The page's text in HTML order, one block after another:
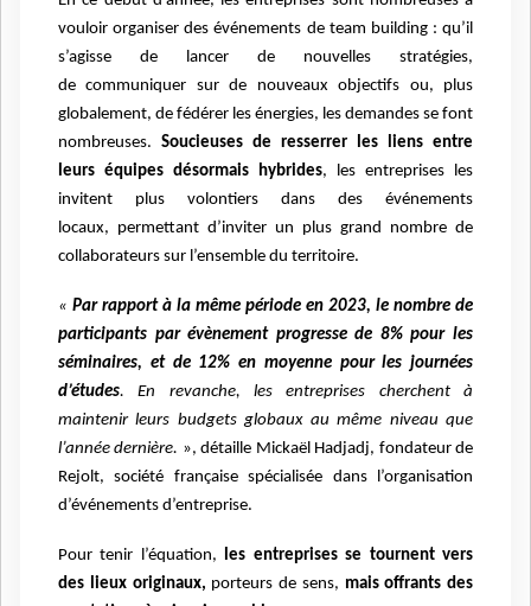
vouloir organiserdes événements de team building : qu’il
s’agisse de lancer de nouvelles stratégies,
decommuniquer sur de nouveaux objectifs ou, plus
globalement, de fédérer les énergies, les demandes se font
nombreuses. Soucieuses de resserrer les liens entre
leurs équipes désormais hybrides, les entreprises les
invitent plus volontiers dans des événements
locaux, permettant d’inviter un plus grand nombre de
collaborateurs sur l’ensemble du territoire.
« Par rapport à la même période en 2023, le nombre de
participants par évènement progresse de 8% pour les
séminaires, et de 12% en moyenne pour les journées
d’études. En revanche, les entreprises cherchent à
maintenir leurs budgets globaux aumême niveau que
l’année dernière. », détaille Mickaël Hadjadj, fondateur de
Rejolt, société française spécialisée dans l’organisation
d’événements d’entreprise.
Pour tenir l’équation, les entreprises se tournent vers
des lieux originaux, porteurs de sens, mais offrants des